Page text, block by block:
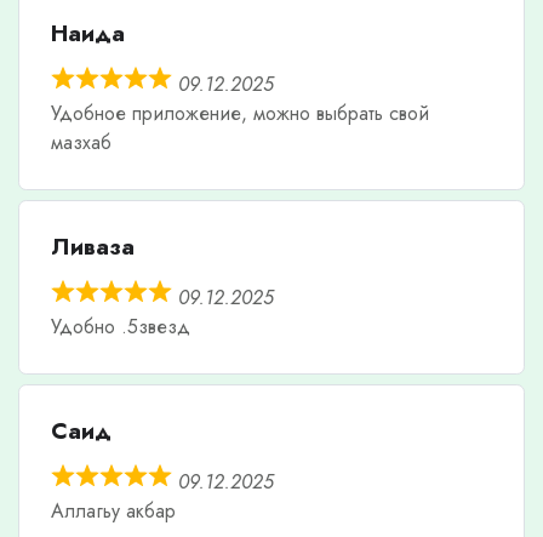
Наида
09.12.2025
Удобное приложение, можно выбрать свой
мазхаб
Ливаза
09.12.2025
Удобно .5звезд
Саид
09.12.2025
Аллагьу акбар